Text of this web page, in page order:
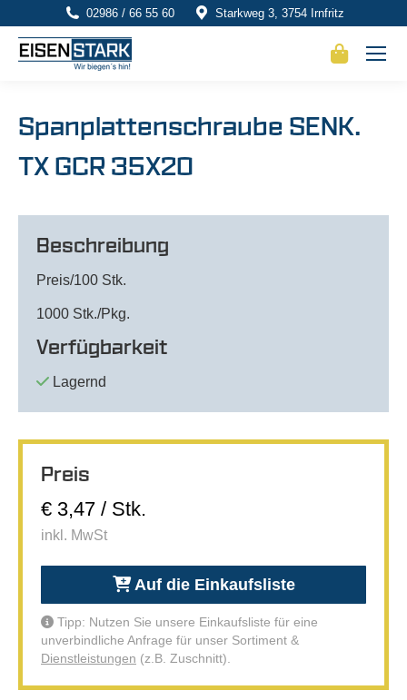
02986 / 66 55 60 Starkweg 3, 3754 Irnfritz
Spanplattenschraube SENK.
TX GCR 35X20
Beschreibung
Preis/100 Stk.
1000 Stk./Pkg.
Verfügbarkeit
Lagernd
Preis
€ 3,47 / Stk.
inkl. MwSt
Auf die Einkaufsliste
Tipp: Nutzen Sie unsere Einkaufsliste für eine
unverbindliche Anfrage für unser Sortiment &
Dienstleistungen (z.B. Zuschnitt).